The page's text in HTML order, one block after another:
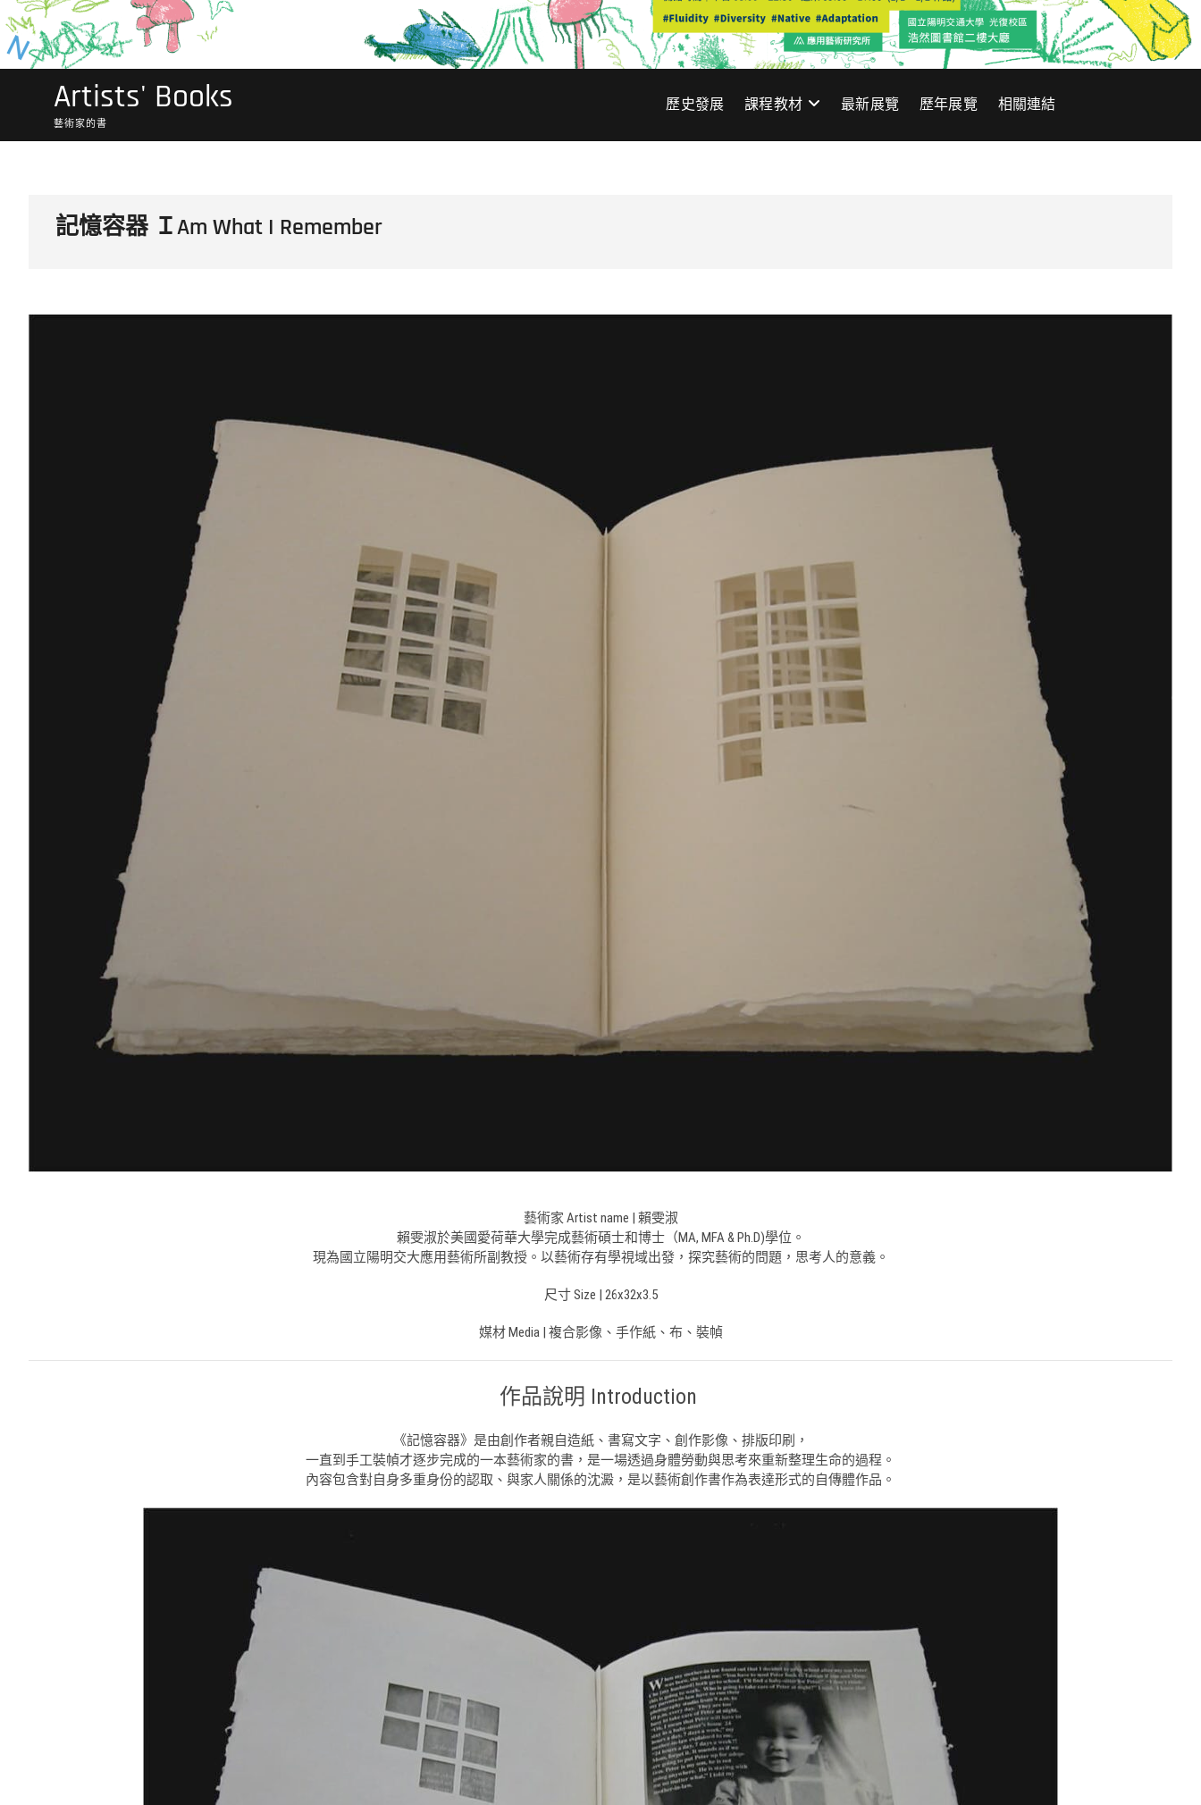
Artists' Books
藝術家的書
歷史發展 課程教材 最新展覽 歷年展覽 相關連結
記憶容器 ＩAm What I Remember
藝術家 Artist name | 賴雯淑
賴雯淑於美國愛荷華大學完成藝術碩士和博士（MA, MFA & Ph.D)學位。
現為國立陽明交大應用藝術所副教授。以藝術存有學視域出發，探究藝術的問題，思考人的意義。
尺寸 Size | 26x32x3.5
媒材 Media | 複合影像、手作紙、布、裝幀
作品說明 Introduction
《記憶容器》是由創作者親自造紙、書寫文字、創作影像、排版印刷，
一直到手工裝幀才逐步完成的一本藝術家的書，是一場透過身體勞動與思考來重新整理生命的過程。
內容包含對自身多重身份的認取、與家人關係的沈澱，是以藝術創作書作為表達形式的自傳體作品。